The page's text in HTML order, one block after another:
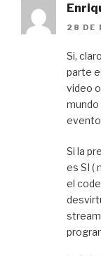
28 DE
Si,
parte
video
mundo
evento
Si la
es SI (
el